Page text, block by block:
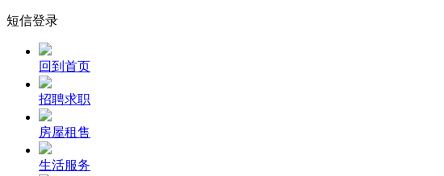
短信登录
回到首页
招聘求职
房屋租售
生活服务